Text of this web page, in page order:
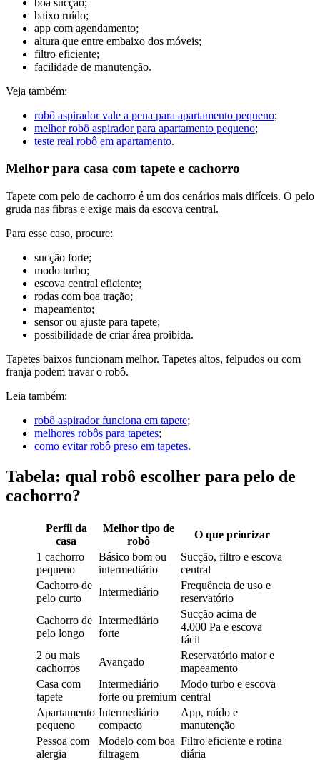
baixo ruído;
app com agendamento;
altura que entre embaixo dos móveis;
filtro eficiente;
facilidade de manutenção.
Veja também:
robô aspirador vale a pena para apartamento pequeno;
melhor robô aspirador para apartamento pequeno;
teste real robô em apartamento.
Melhor para casa com tapete e cachorro
Tapete com pelo de cachorro é um dos cenários mais difíceis. O pelo
gruda nas fibras e exige mais da escova central.
Para esse caso, procure:
sucção forte;
modo turbo;
escova central eficiente;
rodas com boa tração;
mapeamento;
sensor ou ajuste para tapete;
possibilidade de criar área proibida.
Tapetes baixos funcionam melhor. Tapetes altos, felpudos ou com
franja podem travar o robô.
Leia também:
robô aspirador funciona em tapete;
melhores robôs para tapetes;
como evitar robô preso em tapetes.
Tabela: qual robô escolher para pelo de
cachorro?
Perfil da
casa
Melhor tipo de
robô
O que priorizar
1 cachorro
pequeno
Básico bom ou
intermediário
Sucção, filtro e escova
central
Cachorro de
pelo curto
Intermediário
Frequência de uso e
reservatório
Cachorro de
pelo longo
Intermediário
forte
Sucção acima de
4.000 Pa e escova
fácil
2 ou mais
cachorros
Avançado
Reservatório maior e
mapeamento
Casa com
tapete
Intermediário
forte ou premium
Modo turbo e escova
central
Apartamento
pequeno
Intermediário
compacto
App, ruído e
manutenção
Pessoa com
alergia
Modelo com boa
filtragem
Filtro eficiente e rotina
diária